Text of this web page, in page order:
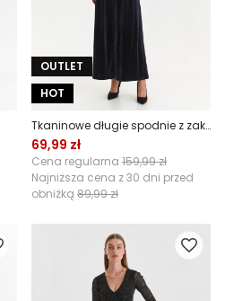
OUTLET
HOT
Tkaninowe długie spodnie z zakładkami
69,99 zł
Cena regularna 159,99 zł
Najniższa cena z 30 dni przed
obniżką 89,99 zł